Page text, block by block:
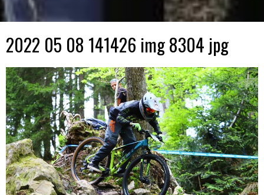
2022 05 08 141426 img 8304 jpg